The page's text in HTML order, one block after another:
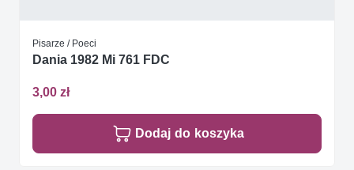
Pisarze / Poeci
Dania 1982 Mi 761 FDC
3,00 zł
Dodaj do koszyka